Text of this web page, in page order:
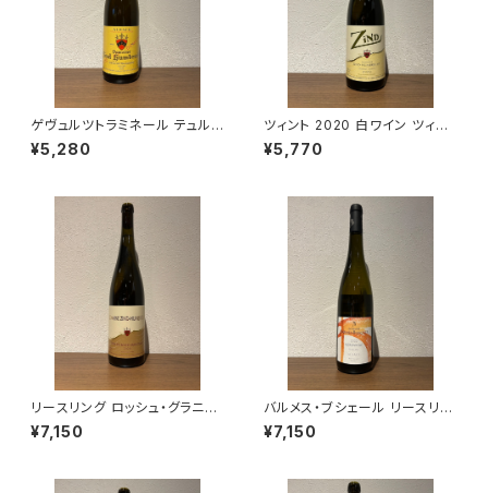
ゲヴュルツトラミネール テュルク
ハイム 2022 750ml ツィント・
フンブレヒト
¥5,280
ツィント 2020 白ワイン ツィン
ト・フンブレヒト アルザス 750m
l¥5,770
リースリング ロッシュ・グラニテ
ィック 2020 ツィント・フンブレ
ヒト 白ワイン アルザス 750ml
¥7,150
バルメス・ブシェール リースリン
グ ローゼンベルグ 2022 白ワ
イン アルザス 750ml
¥7,150